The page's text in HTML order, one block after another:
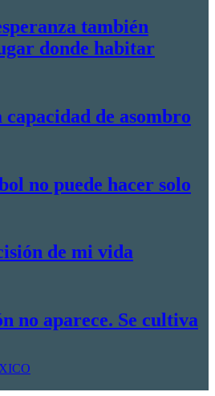
también
donde habitar
de asombro
no puede hacer solo
de mi vida
no aparece. Se cultiva